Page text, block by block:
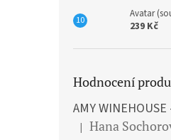
Avatar
239 Kč
Hodnocení
Hodnocení produktu je
| Hana